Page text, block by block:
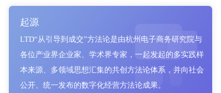
起源
LTD“从引导到成交”方法论是由杭州电子商务研究院与
各位产业界企业家、学术界专家，一起发起的多实践样
本来源、多领域思想汇集的共创方法论体系，并向社会
公开、统一发布的数字化经营方法论成果。